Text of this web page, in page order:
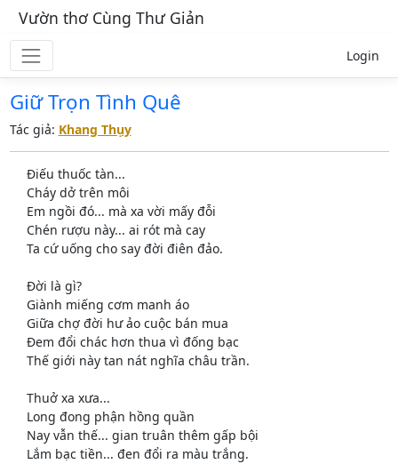
Vườn thơ Cùng Thư Giản
Login
Giữ Trọn Tình Quê
Tác giả: Khang Thụy
Điếu thuốc tàn...
Cháy dở trên môi
Em ngồi đó... mà xa vời mấy đỗi
Chén rượu này... ai rót mà cay
Ta cứ uống cho say đời điên đảo.
Đời là gì?
Giành miếng cơm manh áo
Giữa chợ đời hư ảo cuộc bán mua
Đem đổi chác hơn thua vì đống bạc
Thế giới này tan nát nghĩa châu trần.
Thuở xa xưa...
Long đong phận hồng quần
Nay vẫn thế... gian truân thêm gấp bội
Lắm bạc tiền... đen đổi ra màu trắng.